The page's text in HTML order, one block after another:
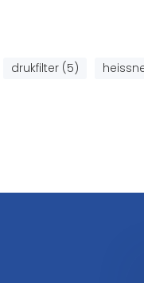
drukfilter (5)